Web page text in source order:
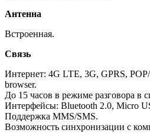
Антенна
Встроенная.
Связь
Интернет: 4G LTE, 3G, GPRS,
browser.
До 15 часов в режиме разговора в
Интерфейсы: Bluetooth 2.0, Micro
Поддержка MMS/SMS.
Возможность синхронизации с